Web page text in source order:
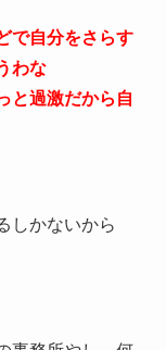
で自分をさらす
わな
と過激だから自
しかないから